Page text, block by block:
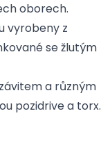
oborech.
vyrobeny z
se žlutým
a různým
pozidrive a torx.